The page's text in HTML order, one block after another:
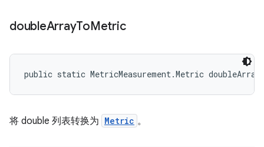
doubleArrayToMetric
public static MetricMeasurement.Metric
将 double 列表转换为 Metric 。